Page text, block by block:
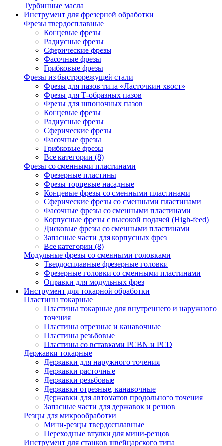
Турбинные масла
Инструмент для фрезерной обработки
Фрезы твердосплавные
Концевые фрезы
Радиусные фрезы
Сферические фрезы
Фасочные фрезы
Грибковые фрезы
Фрезы из быстрорежущей стали
Фрезы для пазов типа «Ласточкин хвост»
Фрезы для Т-образных пазов
Фрезы для шпоночных пазов
Концевые фрезы
Радиусные фрезы
Сферические фрезы
Фасочные фрезы
Грибковые фрезы
Все категории (8)
Фрезы со сменными пластинами
Фрезерные пластины
Фрезы торцевые насадные
Концевые фрезы со сменными пластинами
Сферические фрезы со сменными пластинами
Фасочные фрезы со сменными пластинами
Корпусные фрезы с высокой подачей (High-feed)
Дисковые фрезы со сменными пластинами
Запасные части для корпусных фрез
Все категории (8)
Модульные фрезы со сменными головками
Твердосплавные фрезерные головки
Фрезерные головки со сменными пластинами
Оправки для модульных фрез
Инструмент для токарной обработки
Пластины токарные
Пластины токарные для внутреннего и наружного
точения
Пластины отрезные и канавочные
Пластины резьбовые
Пластины со вставками PCBN и PCD
Державки токарные
Державки для наружного точения
Державки расточные
Державки резьбовые
Державки отрезные, канавочные
Державки для автоматов продольного точения
Запасные части для державок и резцов
Резцы для микрообработки
Мини-резцы твердосплавные
Переходные втулки для мини-резцов
Инструмент для станков швейцарского типа